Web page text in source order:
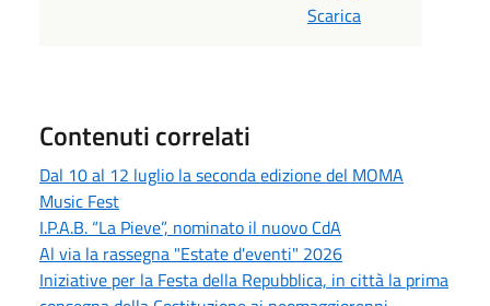
Scarica
Contenuti correlati
Dal 10 al 12 luglio la seconda edizione del MOMA
Music Fest
I.P.A.B. “La Pieve”, nominato il nuovo CdA
Al via la rassegna "Estate d'eventi" 2026
Iniziative per la Festa della Repubblica, in città la prima